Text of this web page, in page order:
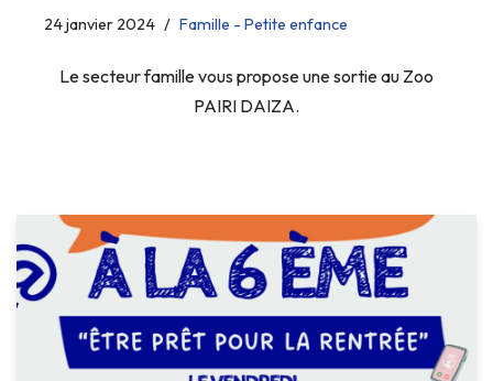
24 janvier 2024 Famille - Petite enfance
Le secteur famille vous propose une sortie au Zoo
PAIRI DAIZA.